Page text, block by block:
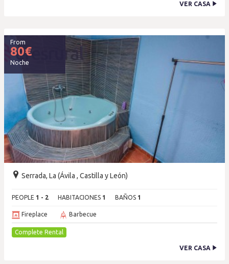
VER CASA
From
80€
Noche
Serrada, La (Ávila , Castilla y León)
PEOPLE 1 - 2 HABITACIONES 1 BAÑOS 1
Fireplace Barbecue
Complete Rental
VER CASA